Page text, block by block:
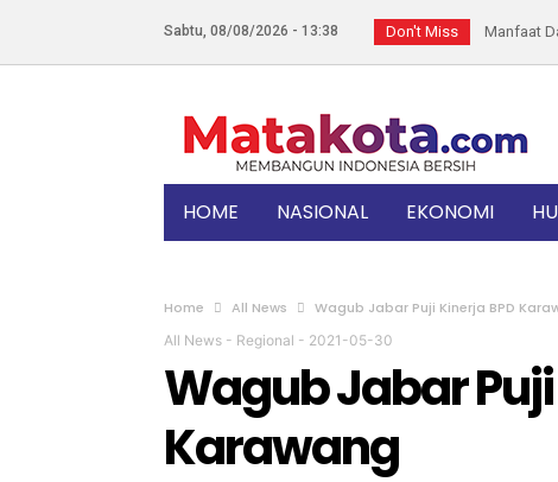
Sabtu, 08/08/2026 - 13:38 Don't Miss Manfaat
HUT Ke-16
Bandung
Dianggap
SEREM!
Kelezatan
Sama-
HOME NASIONAL EKONOMI
Home All News Wagub Jabar Puji Kinerja BPD
All News - Regional - 2021-05-30
Wagub Jabar Puji
Karawang